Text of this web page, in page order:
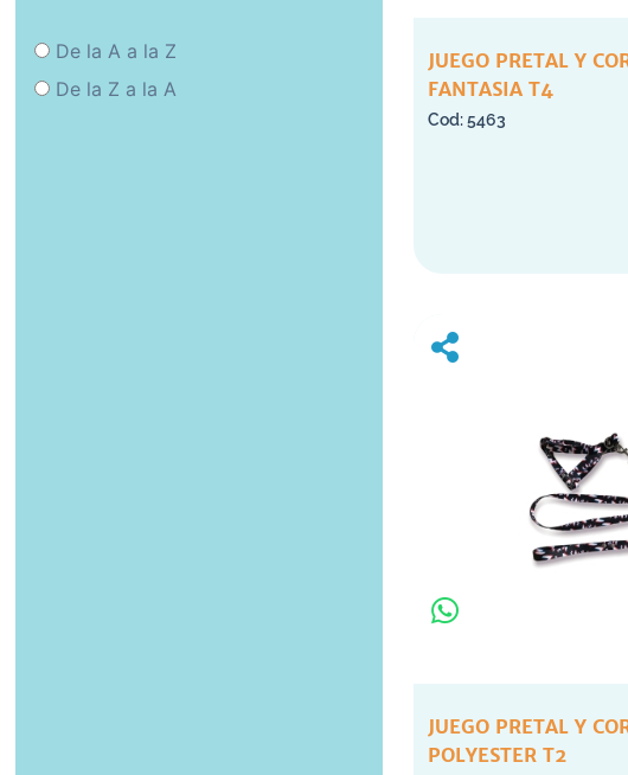
De la A a la Z
De la Z a la A
JUEGO PRETAL Y
FANTASIA T4
5463
JUEGO PRETAL Y
POLYESTER T2